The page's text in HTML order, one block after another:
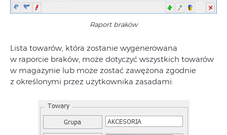
Raport braków
Lista towarów, która zostanie wygenerowana
w raporcie braków, może dotyczyć wszystkich towarów
w magazynie lub może zostać zawężona zgodnie
z określonymi przez użytkownika zasadami: